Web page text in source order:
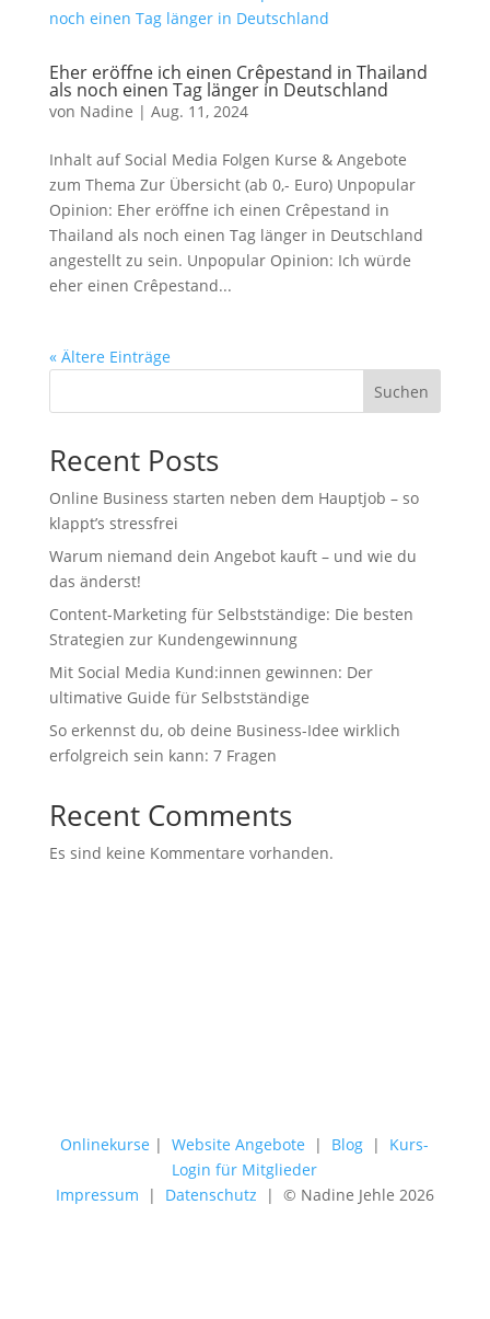
Eher eröffne ich einen Crêpestand in Thailand
als noch einen Tag länger in Deutschland
von Nadine | Aug. 11, 2024
Inhalt auf Social Media Folgen Kurse & Angebote
zum Thema Zur Übersicht (ab 0,- Euro) Unpopular
Opinion: Eher eröffne ich einen Crêpestand in
Thailand als noch einen Tag länger in Deutschland
angestellt zu sein. Unpopular Opinion: Ich würde
eher einen Crêpestand...
« Ältere Einträge
Suchen
Recent Posts
Online Business starten neben dem Hauptjob – so
klappt’s stressfrei
Warum niemand dein Angebot kauft – und wie du
das änderst!
Content-Marketing für Selbstständige: Die besten
Strategien zur Kundengewinnung
Mit Social Media Kund:innen gewinnen: Der
ultimative Guide für Selbstständige
So erkennst du, ob deine Business-Idee wirklich
erfolgreich sein kann: 7 Fragen
Recent Comments
Es sind keine Kommentare vorhanden.
Onlinekurse |Website Angebote | Blog | Kurs-
Login für Mitglieder
Impressum | Datenschutz | © Nadine Jehle 2026